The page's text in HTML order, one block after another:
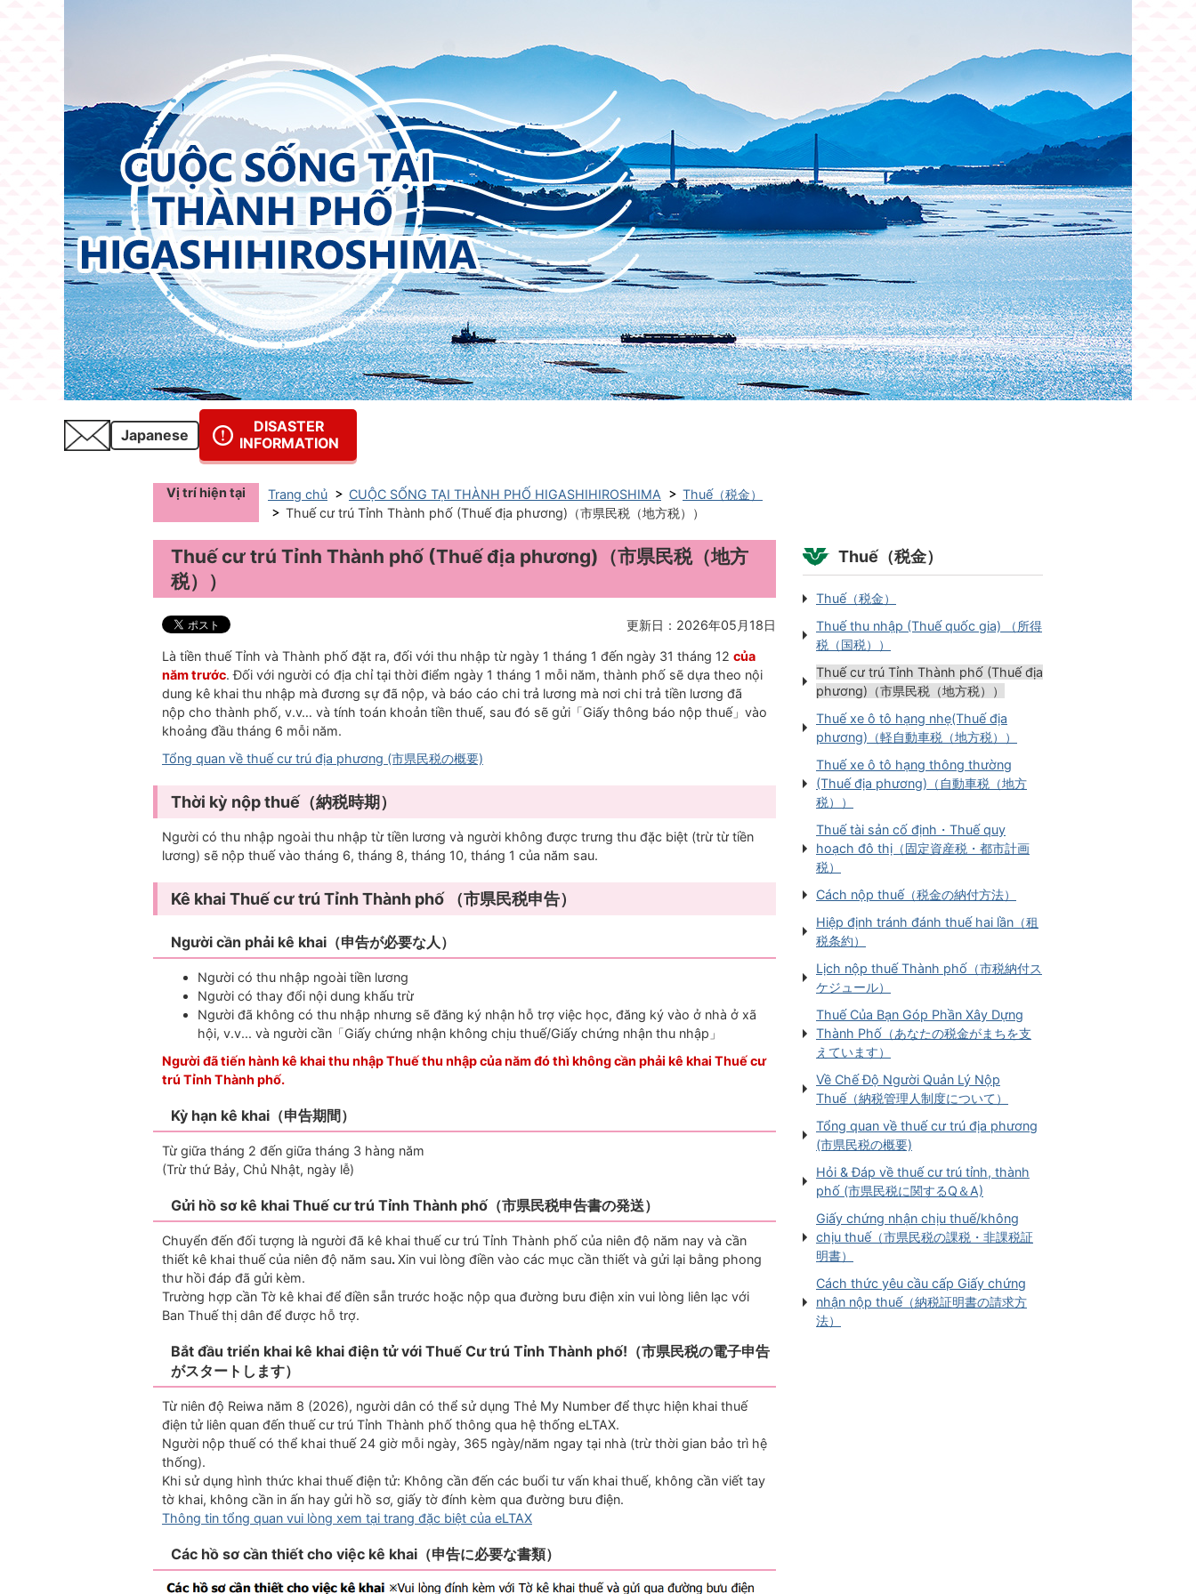
Japanese
DISASTER
INFORMATION
Vị trí hiện tại Trang chủ CUỘC SỐNG TẠI THÀNH PHỐ HIGASHIHIROSHIMA
Thuế（税金）
Thuế cư trú Tỉnh Thành phố (Thuế địa phương)（市県民税（地方税））
Thuế cư trú Tỉnh Thành phố (Thuế địa phương)（市県民税（地方
税））
更新日：2026年05月18日
Là tiền thuế Tỉnh và Thành phố đặt ra, đối với thu nhập từ ngày 1 tháng 1 đến ngày 31 tháng 12 của
năm trước. Đối với người có địa chỉ tại thời điểm ngày 1 tháng 1 mỗi năm, thành phố sẽ dựa theo nội
dung kê khai thu nhập mà đương sự đã nộp, và báo cáo chi trả lương mà nơi chi trả tiền lương đã
nộp cho thành phố, v.v… và tính toán khoản tiền thuế, sau đó sẽ gửi「Giấy thông báo nộp thuế」vào
khoảng đầu tháng 6 mỗi năm.
Tổng quan về thuế cư trú địa phương (市県民税の概要)
Thời kỳ nộp thuế（納税時期）
Người có thu nhập ngoài thu nhập từ tiền lương và người không được trưng thu đặc biệt (trừ từ tiền
lương) sẽ nộp thuế vào tháng 6, tháng 8, tháng 10, tháng 1 của năm sau.
Kê khai Thuế cư trú Tỉnh Thành phố （市県民税申告）
Người cần phải kê khai（申告が必要な人）
Người có thu nhập ngoài tiền lương
Người có thay đổi nội dung khấu trừ
Người đã không có thu nhập nhưng sẽ đăng ký nhận hỗ trợ việc học, đăng ký vào ở nhà ở xã
hội, v.v... và người cần「Giấy chứng nhận không chịu thuế/Giấy chứng nhận thu nhập」
Người đã tiến hành kê khai thu nhập Thuế thu nhập của năm đó thì không cần phải kê khai Thuế cư
trú Tỉnh Thành phố.
Kỳ hạn kê khai（申告期間）
Từ giữa tháng 2 đến giữa tháng 3 hàng năm
(Trừ thứ Bảy, Chủ Nhật, ngày lễ)
Gửi hồ sơ kê khai Thuế cư trú Tỉnh Thành phố（市県民税申告書の発送）
Chuyển đến đối tượng là người đã kê khai thuế cư trú Tỉnh Thành phố của niên độ năm nay và cần
thiết kê khai thuế của niên độ năm sau.Xin vui lòng điền vào các mục cần thiết và gửi lại bằng phong
thư hồi đáp đã gửi kèm.
Trường hợp cần Tờ kê khai để điền sẵn trước hoặc nộp qua đường bưu điện xin vui lòng liên lạc với
Ban Thuế thị dân để được hỗ trợ.
Bắt đầu triển khai kê khai điện tử với Thuế Cư trú Tỉnh Thành phố!（市県民税の電子申告
がスタートします）
Từ niên độ Reiwa năm 8 (2026), người dân có thể sử dụng Thẻ My Number để thực hiện khai thuế
điện tử liên quan đến thuế cư trú Tỉnh Thành phố thông qua hệ thống eLTAX.
Người nộp thuế có thể khai thuế 24 giờ mỗi ngày, 365 ngày/năm ngay tại nhà (trừ thời gian bảo trì hệ
thống).
Khi sử dụng hình thức khai thuế điện tử: Không cần đến các buổi tư vấn khai thuế, không cần viết tay
tờ khai, không cần in ấn hay gửi hồ sơ, giấy tờ đính kèm qua đường bưu điện.
Thông tin tổng quan vui lòng xem tại trang đặc biệt của eLTAX
Các hồ sơ cần thiết cho việc kê khai（申告に必要な書類）
Thuế（税金）
Thuế（税金）
Thuế thu nhập (Thuế quốc gia) （所得
税（国税））
Thuế cư trú Tỉnh Thành phố (Thuế địa
phương)（市県民税（地方税））
Thuế xe ô tô hạng nhẹ(Thuế địa
phương)（軽自動車税（地方税））
Thuế xe ô tô hạng thông thường
(Thuế địa phương)（自動車税（地方
税））
Thuế tài sản cố định・Thuế quy
hoạch đô thị（固定資産税・都市計画
税）
Cách nộp thuế（税金の納付方法）
Hiệp định tránh đánh thuế hai lần（租
税条約）
Lịch nộp thuế Thành phố（市税納付ス
ケジュール）
Thuế Của Bạn Góp Phần Xây Dựng
Thành Phố（あなたの税金がまちを支
えています）
Về Chế Độ Người Quản Lý Nộp
Thuế（納税管理人制度について）
Tổng quan về thuế cư trú địa phương
(市県民税の概要)
Hỏi & Đáp về thuế cư trú tỉnh, thành
phố (市県民税に関するQ＆A)
Giấy chứng nhận chịu thuế/không
chịu thuế（市県民税の課税・非課税証
明書）
Cách thức yêu cầu cấp Giấy chứng
nhận nộp thuế（納税証明書の請求方
法）